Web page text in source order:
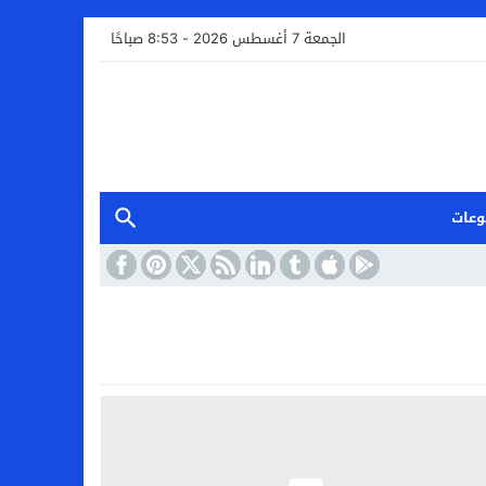
الجمعة 7 أغسطس 2026 - 8:53 صباحًا